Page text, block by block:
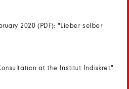
2020 (PDF): "Lieber selber
at the Institut Indiskret"